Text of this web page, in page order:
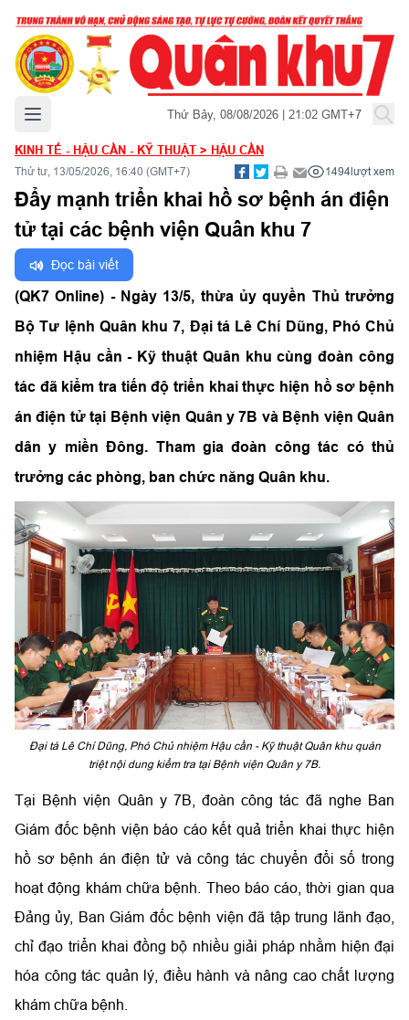
Mở menu chính Thứ Bảy, 08/08/2026 | 21:02 GMT+7
KINH TẾ - HẬU CẦN - KỸ THUẬT > HẬU CẦN
Thứ tư, 13/05/2026, 16:40 (GMT+7) 1494lượt xem
Đẩy mạnh triển khai hồ sơ bệnh án điện
tử tại các bệnh viện Quân khu 7
Đọc bài viết
(QK7 Online) - Ngày 13/5, thừa ủy quyền Thủ trưởng
Bộ Tư lệnh Quân khu 7, Đại tá Lê Chí Dũng, Phó Chủ
nhiệm Hậu cần - Kỹ thuật Quân khu cùng đoàn công
tác đã kiểm tra tiến độ triển khai thực hiện hồ sơ bệnh
án điện tử tại Bệnh viện Quân y 7B và Bệnh viện Quân
dân y miền Đông. Tham gia đoàn công tác có thủ
trưởng các phòng, ban chức năng Quân khu.
Đại tá Lê Chí Dũng, Phó Chủ nhiệm Hậu cần - Kỹ thuật Quân khu quán
triệt nội dung kiểm tra tại Bệnh viện Quân y 7B.
Tại Bệnh viện Quân y 7B, đoàn công tác đã nghe Ban
Giám đốc bệnh viện báo cáo kết quả triển khai thực hiện
hồ sơ bệnh án điện tử và công tác chuyển đổi số trong
hoạt động khám chữa bệnh. Theo báo cáo, thời gian qua
Đảng ủy, Ban Giám đốc bệnh viện đã tập trung lãnh đạo,
chỉ đạo triển khai đồng bộ nhiều giải pháp nhằm hiện đại
hóa công tác quản lý, điều hành và nâng cao chất lượng
khám chữa bệnh.